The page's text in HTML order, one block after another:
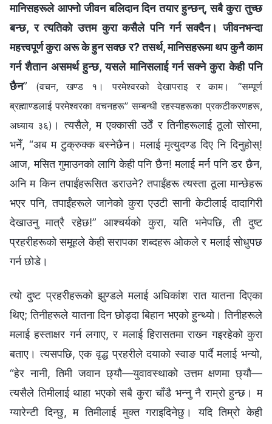
मानिसहरूले आफ्‍नो जीवन बलिदान दिन तयार हुन्छन्, सबै कुरा तुच्छ
बन्छ, र त्यतिको उत्तम कुरा कसैले पनि गर्न सक्दैन। जीवनभन्दा
महत्त्वपूर्ण कुरा अरू के हुन सक्छ र? तसर्थ, मानिसहरूमा थप कुनै काम
गर्न शैतान असमर्थ हुन्छ, यसले मानिसलाई गर्न सक्ने कुरा केही पनि
छैन” (वचन, खण्ड १। परमेश्‍वरको देखापराइ र काम। “सम्पूर्ण
ब्रह्माण्डलाई परमेश्‍वरका वचनहरू” सम्बन्धी रहस्यहरूका प्रकटीकरणहरू,
अध्याय ३६) । त्यसैले, म एक्‍कासी उठेँ र तिनीहरूलाई ठूलो सोरमा,
भनेँ, “अब म टुक्रुक्‍क बस्‍नेछैन। मलाई मृत्युदण्ड दिए नि दिनुहोस्!
आज, मसित गुमाउनको लागि केही पनि छैन! मलाई मर्न पनि डर छैन,
अनि म किन तपाईंहरूसित डराउने? तपाईंहरू त्यस्ता ठूला मान्छेहरू
भएर पनि, तपाईंहरूले जानेको कुरा एउटी सानी केटीलाई दादागिरी
देखाउनु मात्रै रहेछ!” आश्‍चर्यको कुरा, यति भनेपछि, ती दुष्ट
प्रहरीहरूको समूहले केही सरापका शब्दहरू ओकले र मलाई सोधुपछ
गर्न छोडे।
त्यो दुष्ट प्रहरीहरूको झुण्डले मलाई अधिकांश रात यातना दिएका
थिए; तिनीहरूले यातना दिन छोड्दा बिहान भएको हुन्थ्यो। तिनीहरूले
मलाई हस्ताक्षर गर्न लगाए, र मलाई हिरासतमा राख्‍न गइरहेको कुरा
बताए। त्यसपछि, एक वृद्ध प्रहरीले दयाको स्वाङ पार्दै मलाई भन्यो,
“हेर नानी, तिमी जवान छ्यौ—युवावस्थाको उत्तम क्षणमा छ्यौ—
त्यसैले तिमीलाई थाहा भएको सबै कुरा चाँडै भन्‍नु नै राम्रो हुन्छ। म
ग्यारेन्टी दिन्छु, म तिमीलाई मुक्त गराइदिनेछु। यदि तिम्रो केही